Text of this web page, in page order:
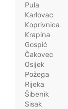
Pula
Karlovac
Koprivnica
Krapina
Gospić
Čakovec
Osijek
Požega
Rijeka
Šibenik
Sisak